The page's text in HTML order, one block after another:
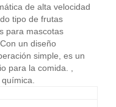
de alta velocidad
tipo de frutas
para mascotas
un diseño
simple, es un
para la comida. ,